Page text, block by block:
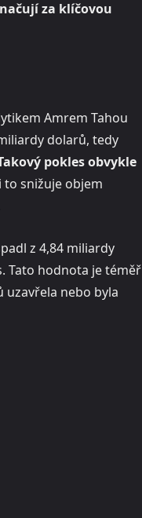
za klíčovou
Amrem Tahou
dolarů, tedy
pokles obvykle
to snižuje objem
z 4,84 miliardy
Tato hodnota je téměř
uzavřela nebo byla